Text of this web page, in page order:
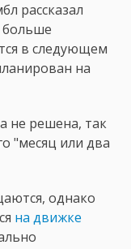
рассказал
больше
в следующем
на
не решена, так
"месяц или два
однако
на движке